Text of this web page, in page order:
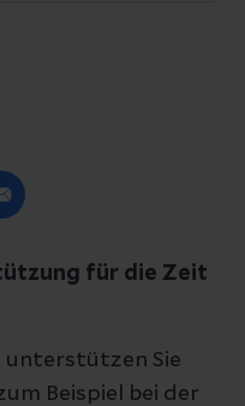
für die Zeit
unterstützen Sie
Beispiel bei der